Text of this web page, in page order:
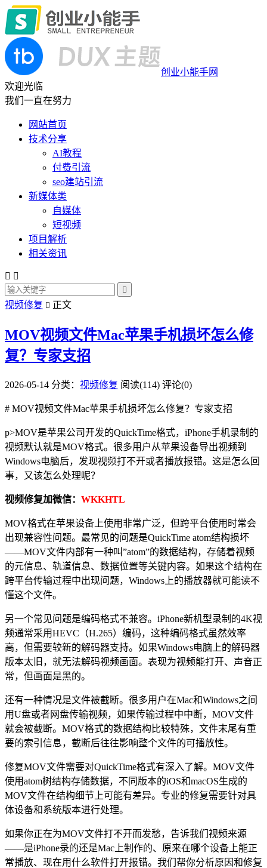
创业小能手网
欢迎光临
我们一直在努力
网站首页
技术分享
AI教程
付费引流
seo建站引流
新媒体类
自媒体
短视频
项目解析
相关资讯
 

视频修复  正文
MOV视频文件Mac苹果手机损坏怎么修
复？专家支招
2026-05-14 分类： 视频修复 阅读(114) 评论(0)
# MOV视频文件Mac苹果手机损坏怎么修复？专家支招
p>MOV是苹果公司开发的QuickTime格式，iPhone手机录制的
视频默认就是MOV格式。很多用户从苹果设备导出视频到
Windows电脑后，发现视频打不开或者播放报错。这是怎么回
事，又该怎么处理呢？
视频修复加微信： WKKHTL
MOV格式在苹果设备上使用非常广泛，但跨平台使用时常会
出现兼容性问题。最常见的问题是QuickTime atom结构损坏
——MOV文件内部有一种叫”atom”的数据结构，存储着视频
的元信息、轨道信息、数据位置等关键内容。如果这个结构在
跨平台传输过程中出现问题，Windows上的播放器就可能读不
懂这个文件。
另一个常见问题是编码格式不兼容。iPhone新机型录制的4K视
频通常采用HEVC（H.265）编码，这种编码格式虽然效率
高，但需要较新的解码器支持。如果Windows电脑上的解码器
版本太旧，就无法解码视频画面。表现为视频能打开、声音正
常，但画面是黑的。
还有一种情况是文件被截断。很多用户在Mac和Windows之间
用U盘或者网盘传输视频，如果传输过程中中断，MOV文件
就会被截断。MOV格式的数据结构比较特殊，文件末尾有重
要的索引信息，截断后往往影响整个文件的可播放性。
修复MOV文件需要对QuickTime格式有深入了解。MOV文件
使用atom树结构存储数据，不同版本的iOS和macOS生成的
MOV文件在结构细节上可能有差异。专业的修复需要针对具
体设备和系统版本进行处理。
如果你正在为MOV文件打不开而发愁，告诉我们视频来源
——是iPhone录的还是Mac上制作的、原来在哪个设备上能正
常播放、现在用什么软件打开报错。我们帮你分析原因和修复